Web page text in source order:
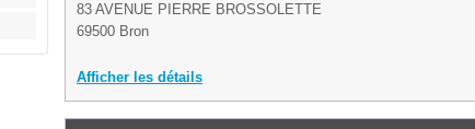
83 AVENUE PIERRE BROSSOLETTE
69500 Bron
Afficher les détails